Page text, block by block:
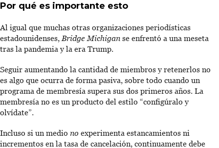
Por qué es importante esto
Al igual que muchas otras organizaciones periodísticas
estadounidenses, Bridge Michigan se enfrentó a una meseta
tras la pandemia y la era Trump.
Seguir aumentando la cantidad de miembros y retenerlos no
es algo que ocurra de forma pasiva, sobre todo cuando un
programa de membresía supera sus dos primeros años. La
membresía no es un producto del estilo “configúralo y
olvídate”.
Incluso si un medio no experimenta estancamientos ni
incrementos en la tasa de cancelación, continuamente debe